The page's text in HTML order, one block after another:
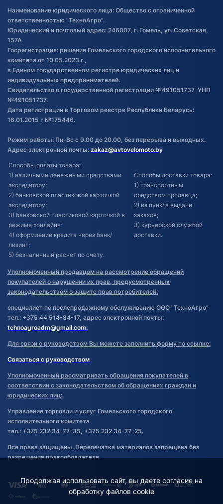
Обработка файлов cookie
Постановка транспорта на учет
Обновления в ЭПТС 2024
Наименование юридического лица: Общество с ограниченной
ответственностью "ТехноАгро".
Юридический и почтовый адрес: 246007, г. Гомель, ул. Советская,
157А
Госрегистрация: решения Гомельского городского исполнительного
комитета от 10.05.2023 г.,
в Едином государственном регистре юридических лиц и
индивидуальных предпринимателей.
Свидетельство о государственной регистрации №491051737, УНП
№491051737.
Дата регистрации в Торговом реестре Республики Беларусь:
16.01.2015 г №175446.
Режим работы: Пн-Вс с 9.00 до 20.00, без перерыва и выходных.
Адрес электронной почты: zakaz@avtovelomoto.by
Способы оплаты товара:
1) наличными денежными средствами
экспедитору;
2) банковской пластиковой карточкой
экспедитору;
3) банковской пластиковой карточкой в
режиме «онлайн»;
4) оформление кредита через банк/
лизинг;
5) безналичный расчет по счету.
Способы доставки товара:
1) транспортным
средством продавца;
2) из пункта выдачи
заказов;
3) курьерской службой
доставки.
Уполномоченный продавцом на рассмотрение обращений
покупателей о нарушении их прав, предусмотренных
законодательством о защите прав потребителей:
специалист по послепродажному обслуживанию ООО "ТехноАгро"
тел.: +375 44 514-84-17, адрес электронной почты:
tehnoagroadm@gmail.com.
Для связи с руководством Вы можете заполнить форму по ссылке:
Связаться с руководством
Уполномоченный рассматривать обращения покупателей в
соответствии с законодательством об обращениях граждан и
юридических лиц:
Управление торговли и услуг Гомельского городского
исполнительного комитета
тел.: +375 232 34-77-35, +375 232 34-77-25.
Все права защищены. Перепечатка материалов запрещена без
разрешения правообладателя.
Продолжая использовать сайт, вы даете согласие на
обработку файлов cookie